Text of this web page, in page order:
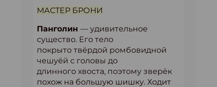
МАСТЕР БРОНИ
Панголин — удивительное
существо. Его тело
покрыто твёрдой ромбовидной
чешуёй с головы до
длинного хвоста, поэтому зверёк
похож на большую шишку. Ходит